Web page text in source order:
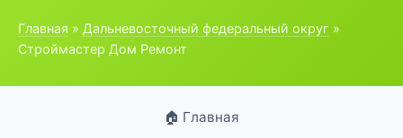
Главная » Дальневосточный федеральный округ »
Строймастер Дом Ремонт
🏠 Главная